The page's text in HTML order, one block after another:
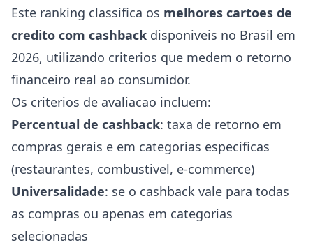
Este ranking classifica os melhores cartoes de
credito com cashback disponiveis no Brasil em
2026, utilizando criterios que medem o retorno
financeiro real ao consumidor.
Os criterios de avaliacao incluem:
Percentual de cashback: taxa de retorno em
compras gerais e em categorias especificas
(restaurantes, combustivel, e-commerce)
Universalidade: se o cashback vale para todas
as compras ou apenas em categorias
selecionadas